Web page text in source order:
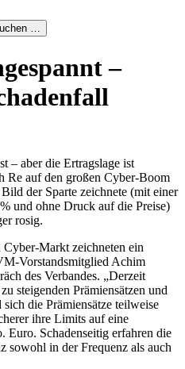
–
– aber die Ertragslage ist
Re auf den großen Cyber-Boom
der Sparte zeichnete (mit einer
und ohne Druck auf die Preise)
rosig.
Markt zeichneten ein
Vorstandsmitglied Achim
des Verbandes. „Derzeit
steigenden Prämiensätzen und
die Prämiensätze teilweise
ihre Limits auf eine
Schadenseitig erfahren die
sowohl in der Frequenz als auch